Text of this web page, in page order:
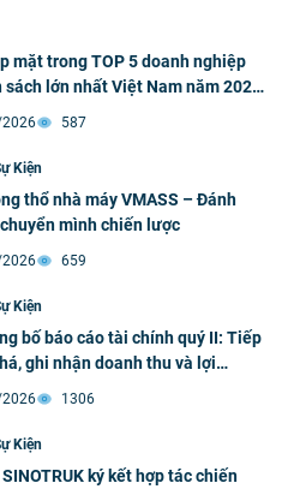
mặt trong TOP 5 doanh nghiệp
sách lớn nhất Việt Nam năm 2026
tư nhân
587
Kiện
thổ nhà máy VMASS – Đánh
mình chiến lược
659
Kiện
bố báo cáo tài chính quý II: Tiếp
ghi nhận doanh thu và lợi
1306
Kiện
ký kết hợp tác chiến